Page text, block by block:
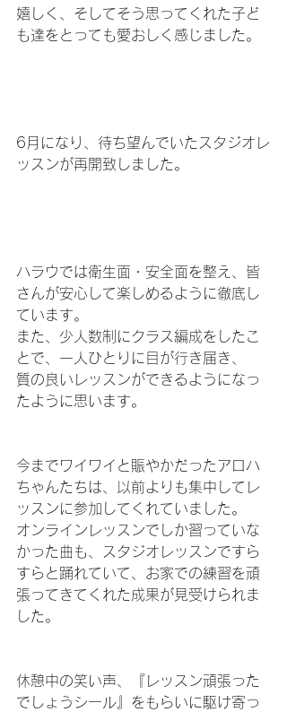
嬉しく、そしてそう思ってくれた子ど
も達をとっても愛おしく感じました。
6月になり、待ち望んでいたスタジオレ
ッスンが再開致しました。
ハラウでは衛生面・安全面を整え、皆
さんが安心して楽しめるように徹底し
ています。
また、少人数制にクラス編成をしたこ
とで、一人ひとりに目が行き届き、
質の良いレッスンができるようになっ
たように思います。
今までワイワイと賑やかだったアロハ
ちゃんたちは、以前よりも集中してレ
ッスンに参加してくれていました。
オンラインレッスンでしか習っていな
かった曲も、スタジオレッスンですら
すらと踊れていて、お家での練習を頑
張ってきてくれた成果が見受けられま
した。
休憩中の笑い声、『レッスン頑張った
でしょうシール』をもらいに駆け寄っ